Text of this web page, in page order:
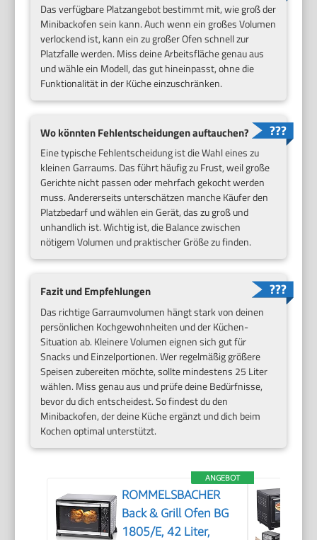
Das verfügbare Platzangebot bestimmt mit, wie groß der
Minibackofen sein kann. Auch wenn ein großes Volumen
verlockend ist, kann ein zu großer Ofen schnell zur
Platzfalle werden. Miss deine Arbeitsfläche genau aus
und wähle ein Modell, das gut hineinpasst, ohne die
Funktionalität in der Küche einzuschränken.
Wo könnten Fehlentscheidungen auftauchen?
Eine typische Fehlentscheidung ist die Wahl eines zu
kleinen Garraums. Das führt häufig zu Frust, weil große
Gerichte nicht passen oder mehrfach gekocht werden
muss. Andererseits unterschätzen manche Käufer den
Platzbedarf und wählen ein Gerät, das zu groß und
unhandlich ist. Wichtig ist, die Balance zwischen
nötigem Volumen und praktischer Größe zu finden.
Fazit und Empfehlungen
Das richtige Garraumvolumen hängt stark von deinen
persönlichen Kochgewohnheiten und der Küchen-
Situation ab. Kleinere Volumen eignen sich gut für
Snacks und Einzelportionen. Wer regelmäßig größere
Speisen zubereiten möchte, sollte mindestens 25 Liter
wählen. Miss genau aus und prüfe deine Bedürfnisse,
bevor du dich entscheidest. So findest du den
Minibackofen, der deine Küche ergänzt und dich beim
Kochen optimal unterstützt.
ANGEBOT
ROMMELSBACHER
Back & Grill Ofen BG
1805/E, 42 Liter,